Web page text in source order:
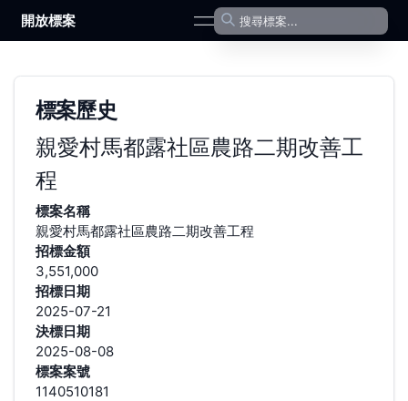
開放標案 open navigation menu
標案歷史
親愛村馬都露社區農路二期改善工
程
標案名稱
親愛村馬都露社區農路二期改善工程
招標金額
3,551,000
招標日期
2025-07-21
決標日期
2025-08-08
標案案號
1140510181